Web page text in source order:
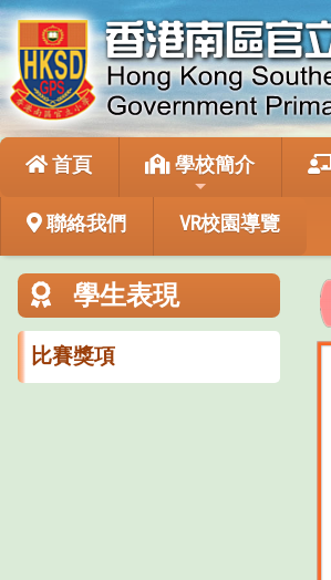
首頁 學校簡介
聯絡我們 VR校園導覽
學生表現
比賽獎項